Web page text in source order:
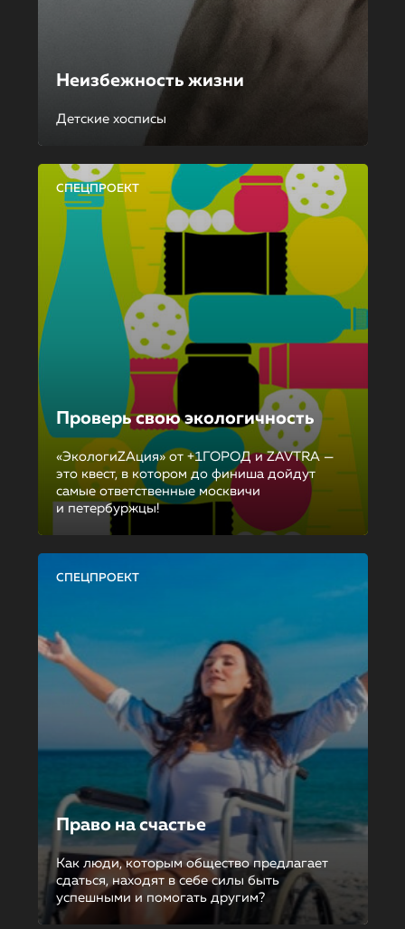
Неизбежность жизни
Детские хосписы
СПЕЦПРОЕКТ
Проверь свою экологичность
«ЭкологиZAция» от +1ГОРОД и ZAVTRA —
это квест, в котором до финиша дойдут
самые ответственные москвичи
и петербуржцы!
СПЕЦПРОЕКТ
Право на счастье
Как люди, которым общество предлагает
сдаться, находят в себе силы быть
успешными и помогать другим?